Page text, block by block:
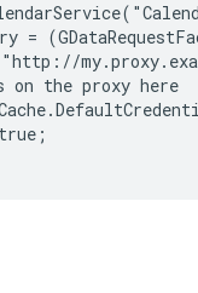
=
the proxy here